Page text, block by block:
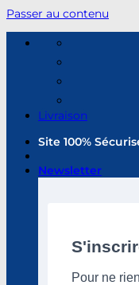
Passer au contenu
Livraison
Site 100%
Newsletter
Pour ne